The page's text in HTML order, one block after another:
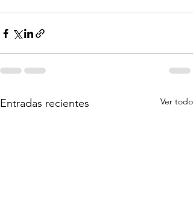
Entradas recientes Ver todo